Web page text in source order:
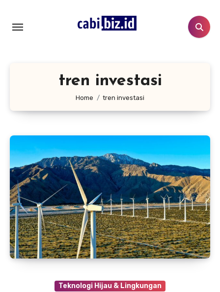
konten
tren investasi
Home tren investasi
Teknologi Hijau & Lingkungan